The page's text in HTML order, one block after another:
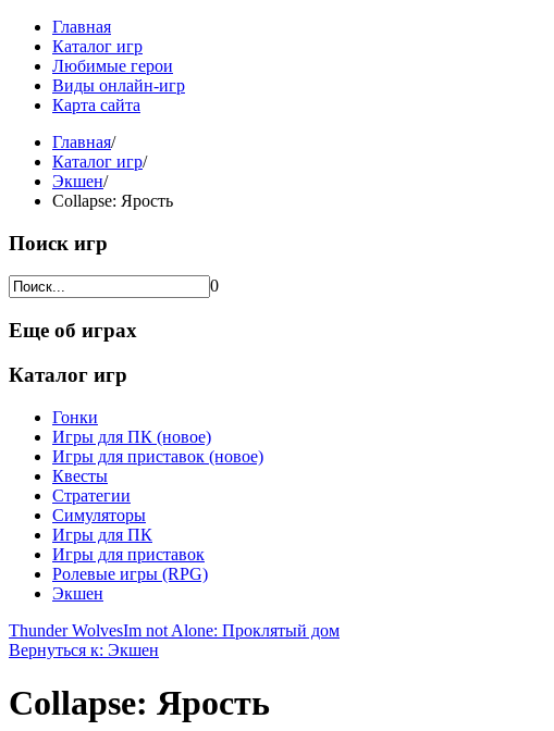
Главная
Каталог игр
Любимые герои
Виды онлайн-игр
Карта сайта
Главная/
Каталог игр/
Экшен/
Collapse: Ярость
Поиск игр
0
Еще об играх
Каталог игр
Гонки
Игры для ПК (новое)
Игры для приставок (новое)
Квесты
Стратегии
Симуляторы
Игры для ПК
Игры для приставок
Ролевые игры (RPG)
Экшен
Thunder WolvesIm not Alone: Проклятый дом
Вернуться к: Экшен
Collapse: Ярость